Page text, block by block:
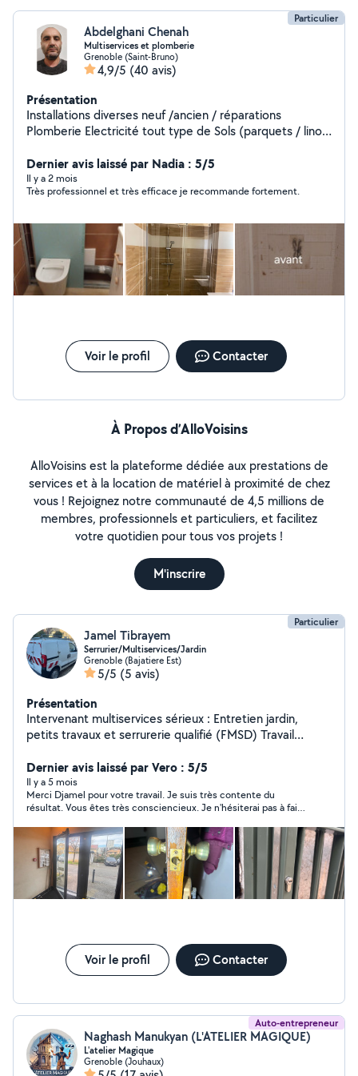
Particulier
Abdelghani Chenah
Multiservices et plomberie
Grenoble (Saint-Bruno)
4,9/5 (40 avis)
Présentation
Installations diverses neuf /ancien / réparations
Plomberie Electricité tout type de Sols (parquets / lino /
Maçonneries intérieurs / extérieurs Montages et
fixations diverses (cuisines et salles de bains complètes
/wc suspendus)
Dernier avis laissé par Nadia : 5/5
Il y a 2 mois
Très professionnel et très efficace je recommande fortement.
Voir le profil Contacter
À Propos d’AlloVoisins
AlloVoisins est la plateforme dédiée aux prestations de
services et à la location de matériel à proximité de chez
vous ! Rejoignez notre communauté de 4,5 millions de
membres, professionnels et particuliers, et facilitez
votre quotidien pour tous vos projets !
M'inscrire
Particulier
Jamel Tibrayem
Serrurier/Multiservices/Jardin
Grenoble (Bajatiere Est)
5/5 (5 avis)
Présentation
Intervenant multiservices sérieux : Entretien jardin,
petits travaux et serrurerie qualifié (FMSD) Travail
outils sur batterie
Dernier avis laissé par Vero : 5/5
Il y a 5 mois
Merci Djamel pour votre travail. Je suis très contente du
résultat. Vous êtes très consciencieux. Je n'hésiterai pas à faire
Voir le profil Contacter
Auto-entrepreneur
Naghash Manukyan (L'ATELIER MAGIQUE)
L'atelier Magique
Grenoble (Jouhaux)